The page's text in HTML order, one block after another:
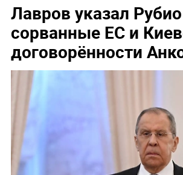
Лавров указал
сорванные ЕС и
договорённости